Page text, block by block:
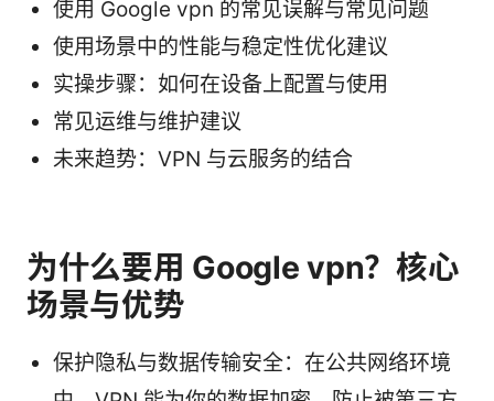
使用 Google vpn 的常见误解与常见问题
使用场景中的性能与稳定性优化建议
实操步骤：如何在设备上配置与使用
常见运维与维护建议
未来趋势：VPN 与云服务的结合
为什么要用 Google vpn？核心
场景与优势
保护隐私与数据传输安全：在公共网络环境